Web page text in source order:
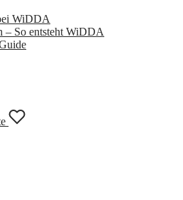
WiDDA
– So entsteht WiDDA